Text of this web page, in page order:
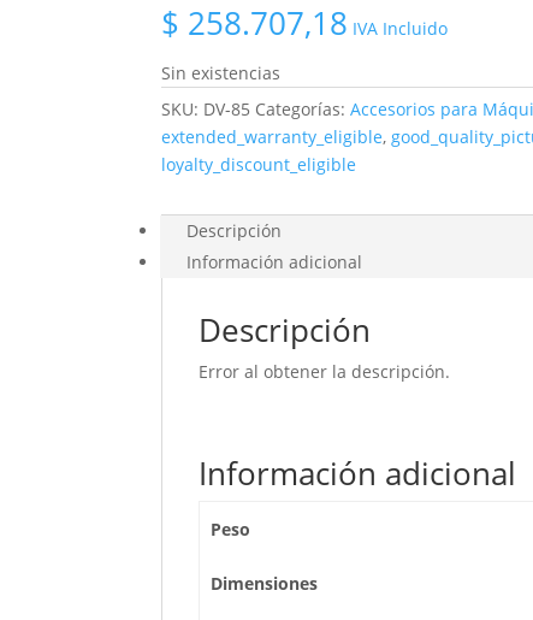
$ 258.707,18 IVA Incluido
Sin existencias
SKU: DV-85 Categorías:Accesorios para
extended_warranty_eligible,
loyalty_discount_eligible
Descripción
Información adicional
Descripción
Error al obtener la descripción.
Información adicional
Peso
Dimensiones